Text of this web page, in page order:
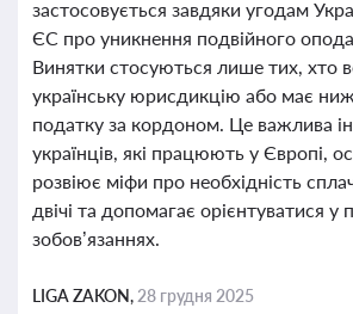
застосовується завдяки угодам
ЄС про уникнення подвійного
Винятки стосуються лише тих, хто
українську юрисдикцію або має
податку за кордоном. Це важлива
українців, які працюють у Європі,
розвіює міфи про необхідність
двічі та допомагає орієнтуватися у
зобов’язаннях.
LIGA ZAKON, 28 грудня 2025